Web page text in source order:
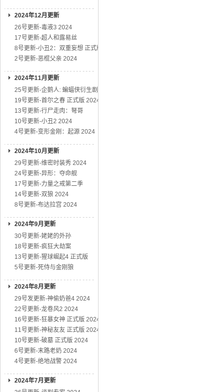
2024年12月更新
26号更新-毒液3 2024
17号更新-超人和露易丝
8号更新-小丑2：双重妄想 正式版
2号更新-恶棍父亲 2024
2024年11月更新
25号更新-企鹅人: 蝙蝠侠衍生剧
19号更新-首尔之春 正式版 2024
13号更新-行尸走肉：弩哥
10号更新-小丑2 2024
4号更新-变形金刚：起源 2024
2024年10月更新
29号更新-维密时装秀 2024
24号更新-异形：夺命舰
17号更新-力量之戒第二季
14号更新-双狼 2024
8号更新-布达拉宫 2024
2024年9月更新
30号更新-姥姥的外孙
18号更新-疯狂大劫案
13号更新-猩球崛起4 正式版
5号更新-死侍与金刚狼
2024年8月更新
29号发更新-神偷奶爸4 2024
22号更新-龙卷风2 2024
16号更新-狂暴女神 正式版 2024
11号更新-神秘友友 正式版 2024
10号更新-破墓 正式版 2024
6号更新-末路老奶 2024
4号更新-绝地战警 2024
2024年7月更新